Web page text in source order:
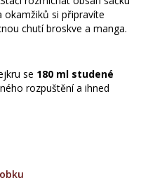
okamžiků si připravíte
chutí broskve a manga.
se 180 ml studené
rozpuštění a ihned